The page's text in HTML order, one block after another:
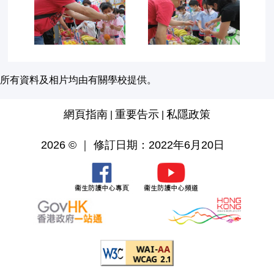
所有資料及相片均由有關學校提供。
網頁指南 重要告示 私隱政策
2026 © ｜ 修訂日期：2022年6月20日